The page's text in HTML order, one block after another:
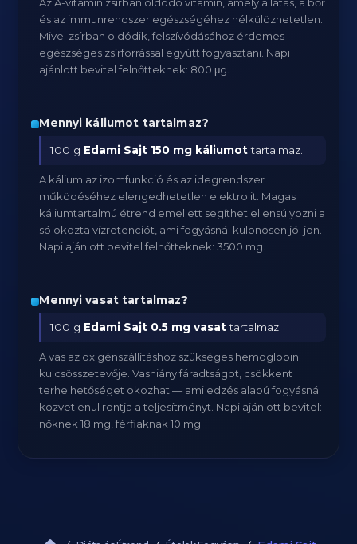
és az immunrendszer egészségéhez nélkülözhetetlen.
Mivel zsírban oldódik, felszívódásához érdemes
egészséges zsírforrással együtt fogyasztani. Napi
ajánlott bevitel felnőtteknek: 800 μg.
Mennyi káliumot tartalmaz?
100 g Edami Sajt 150 mg káliumottartalmaz.
A kálium az izomfunkció és az idegrendszer
működéséhez elengedhetetlen elektrolit. Magas
káliumtartalmú étrend emellett segíthet ellensúlyozni a
só okozta vízretenciót, ami fogyásnál különösen jól jön.
Napi ajánlott bevitel felnőtteknek: 3500 mg.
Mennyi vasat tartalmaz?
100 g Edami Sajt 0.5 mg vasattartalmaz.
A vas az oxigénszállításhoz szükséges hemoglobin
kulcsösszetevője. Vashiány fáradtságot, csökkent
terhelhetőséget okozhat — ami edzés alapú fogyásnál
közvetlenül rontja a teljesítményt. Napi ajánlott bevitel:
nőknek 18 mg, férfiaknak 10 mg.